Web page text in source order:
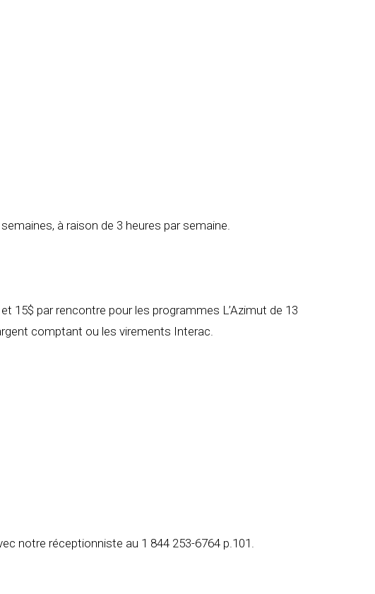
à raison de 3 heures par semaine.
15$ par rencontre pour les programmes L’Azimut de 13
comptant ou les virements Interac.
notre réceptionniste au 1 844 253-6764 p.101.